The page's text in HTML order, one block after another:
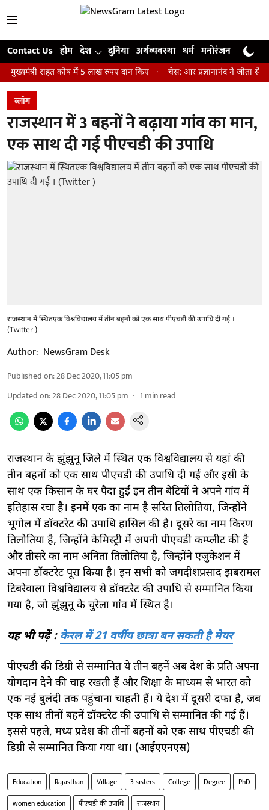
Contact Us होम देश दुनिया अर्थव्यवस्था धर्म मनोरंजन खेल
राहत कोष में 5 लाख रुपए दान किए चेस: आर प्रज्ञानानंद ने जीता सेंट लुइस
ब्लॉग
राजस्थान में 3 बहनों ने बढ़ाया गांव का मान,
एक साथ दी गई पीएचडी की उपाधि
राजस्थान में स्थितएक विश्वविद्यालय में तीन बहनों को एक साथ पीएचडी की उपाधि दी गई ।
(Twitter )
Author: NewsGram Desk
Published on:28 Dec 2020, 11:05 pm
Updated on:28 Dec 2020, 11:05 pm 1 min read
राजस्थान के झुंझुनू जिले में स्थित एक विश्वविद्यालय से यहां की
तीन बहनों को एक साथ पीएचडी की उपाधि दी गई और इसी के
साथ एक किसान के घर पैदा हुईं इन तीन बेटियों ने अपने गांव में
इतिहास रचा है। इनमें एक का नाम है सरित तिलोतिया, जिन्होंने
भूगोल में डॉक्टरेट की उपाधि हासिल की है। दूसरे का नाम किरण
तिलोतिया है, जिन्होंने केमिस्ट्री में अपनी पीएचडी कम्प्लीट की है
और तीसरे का नाम अनिता तिलोतिया है, जिन्होंने एजुकेशन में
अपना डॉक्टरेट पूरा किया है। इन सभी को जगदीशप्रसाद झबरामल
टिबरेवाला विश्वविद्यालय से डॉक्टरेट की उपाधि से सम्मानित किया
गया है, जो झुंझुनू के चुरेला गांव में स्थित है।
यह भी पढ़ें : केरल में 21 वर्षीय छात्रा बन सकती है मेयर
पीएचडी की डिग्री से सम्मानित ये तीन बहनें अब देश के प्रति अपना
योगदान देने की चाह रखती हैं और शिक्षा के माध्यम से भारत को
एक नई बुलंदी तक पहुंचाना चाहती हैं। ये देश में दूसरी दफा है, जब
एक साथ तीनों बहनें डॉक्टरेट की उपाधि से सम्मानित की गई हैं।
इससे पहले, मध्य प्रदेश की तीनों बहनों को एक साथ पीएचडी की
डिग्री से सम्मानित किया गया था। (आईएएनएस)
Education Rajasthan Village 3 sisters College Degree
PhD
women education
पीएचडी की उपाधि राजस्थान